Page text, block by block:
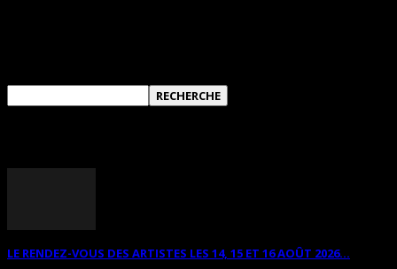
LE RENDEZ-VOUS DES ARTISTES LES 14, 15 ET 16 AOÛT 2026...